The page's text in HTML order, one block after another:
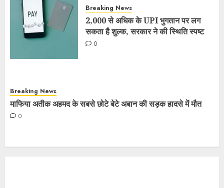
Breaking News
2,000 से अधिक के UPI भुगतान पर लग
सकता है शुल्क, सरकार ने की स्थिति स्पष्ट
0
Breaking News
माफिया अतीक अहमद के सबसे छोटे बेटे अबान की सड़क हादसे में मौत
0